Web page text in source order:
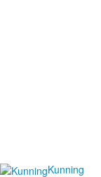
Kunning